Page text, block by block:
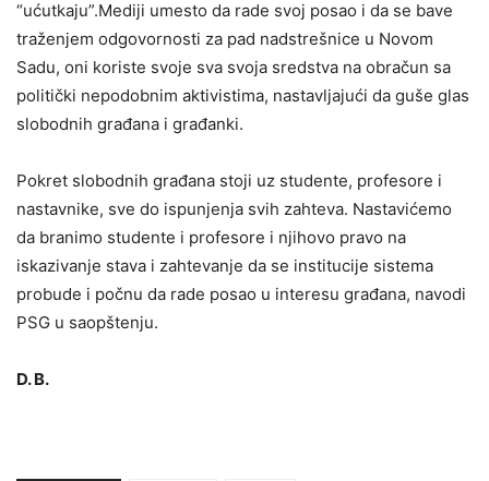
“ućutkaju”.Mediji umesto da rade svoj posao i da se bave
traženjem odgovornosti za pad nadstrešnice u Novom
Sadu, oni koriste svoje sva svoja sredstva na obračun sa
politički nepodobnim aktivistima, nastavljajući da guše glas
slobodnih građana i građanki.
Pokret slobodnih građana stoji uz studente, profesore i
nastavnike, sve do ispunjenja svih zahteva. Nastavićemo
da branimo studente i profesore i njihovo pravo na
iskazivanje stava i zahtevanje da se institucije sistema
probude i počnu da rade posao u interesu građana, navodi
PSG u saopštenju.
D. B.